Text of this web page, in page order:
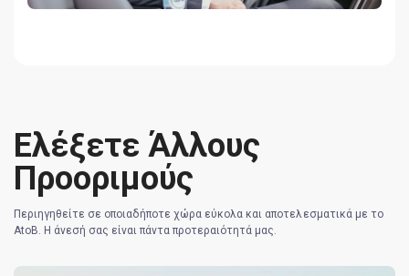
Ελέξετε Άλλους
Προοριμούς
Περιηγηθείτε σε οποιαδήποτε χώρα εύκολα και αποτελεσματικά με το
AtoB. Η άνεσή σας είναι πάντα προτεραιότητά μας.